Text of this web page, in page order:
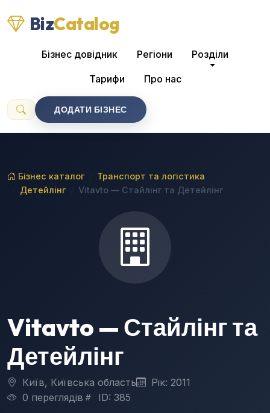
BizCatalog
Бізнес довідник Регіони Розділи
Тарифи Про нас
ДОДАТИ БІЗНЕС
Бізнес каталог
Транспорт та логістика
Детейлінг
Vitavto — Стайлінг та Детейлінг
Vitavto — Стайлінг та
Детейлінг
Київ, Київська область
Рік: 2011
0 переглядів
ID: 385